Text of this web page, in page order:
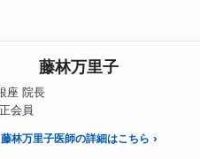
藤林万里子
座 院長
会員
藤林万里子医師の詳細はこちら